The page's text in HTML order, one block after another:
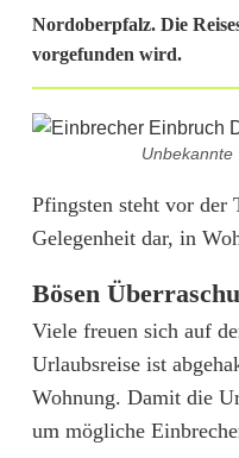
Nordoberpfalz. Die
vorgefunden wird.
U
l
b
s
Pfingsten steht vor der
Gelegenheit dar, in
Bösen
Viele freuen sich auf
Urlaubsreise ist
Wohnung. Damit die
um mögliche